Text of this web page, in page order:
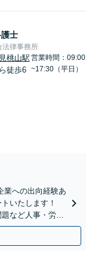
士
法律事務所
桃山駅
徒歩6
営業時間：09:00
~17:30（平日）
業への出向経験あ
いたします！
など人事・労務